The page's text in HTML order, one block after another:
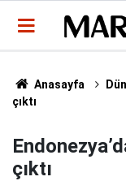
Anasayfa
çıktı
çıktı